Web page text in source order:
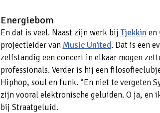
Energiebom
En dat is veel. Naast zijn werk bij Tjekkin en
projectleider van Music United. Dat is een
zelfstandig een concert in elkaar mogen
professionals. Verder is hij een
Hiphop, soul en funk. “En niet te vergeten
zijn vooral elektronische geluiden. O ja,
bij Straatgeluid.